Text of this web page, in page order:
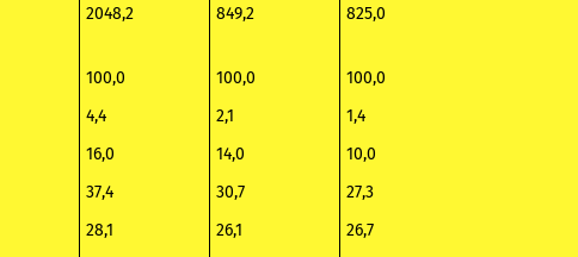
2048,2 849,2
825,0
100,0 100,0
100,0
4,4 2,1
1,4
16,0 14,0
10,0
37,4 30,7
27,3
28,1 26,1
26,7